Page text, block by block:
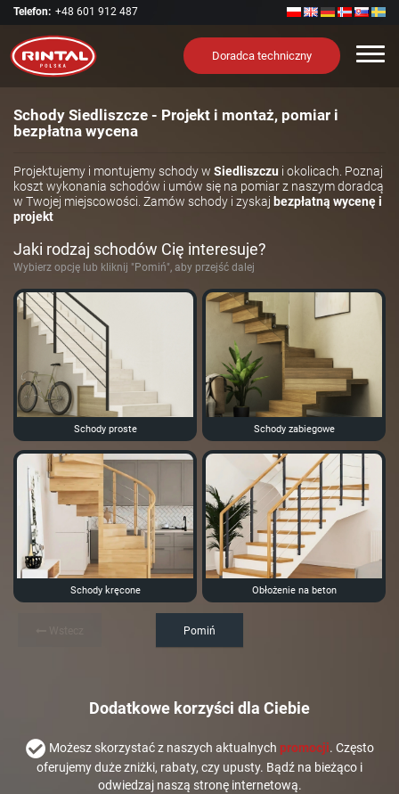
Telefon: +48 601 912 487
Doradca techniczny
Schody Siedliszcze - Projekt i montaż, pomiar i
bezpłatna wycena
Projektujemy i montujemy schody w Siedliszczu i okolicach. Poznaj
koszt wykonania schodów i umów się na pomiar z naszym doradcą
w Twojej miejscowości. Zamów schody i zyskaj bezpłatną wycenę i
projekt
Jaki rodzaj schodów Cię interesuje?
Wybierz opcję lub kliknij "Pomiń", aby przejść dalej
Schody proste Schody zabiegowe
Schody kręcone Obłożenie na beton
Pomiń
Dodatkowe korzyści dla Ciebie
Możesz skorzystać z naszych aktualnych promocji. Często
oferujemy duże zniżki, rabaty, czy upusty. Bądź na bieżąco i
odwiedzaj naszą stronę internetową.